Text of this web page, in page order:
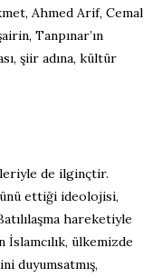
Ahmed Arif, Cemal
Tanpınar’ın
şiir adına, kültür
de ilginçtir.
ettiği ideolojisi,
hareketiyle
ülkemizde
duyumsatmış,